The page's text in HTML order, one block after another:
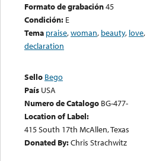
Formato de grabación45
Condición: E
Tema praise,woman, beauty, love,
declaration
Sello Bego
País USA
Numero de Catalogo BG-477-
Location of Label:
415 South 17th McAllen, Texas
Donated By:Chris Strachwitz